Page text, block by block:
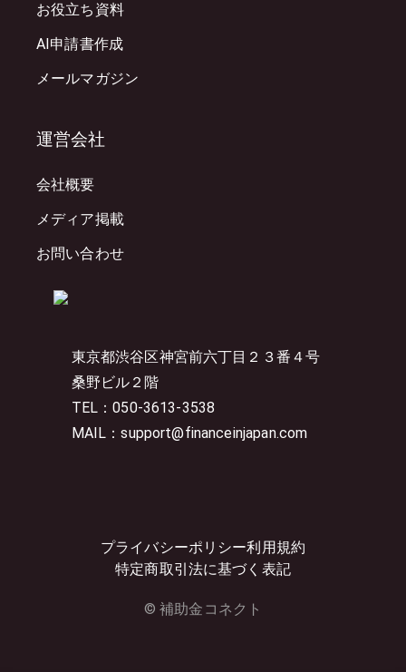
東京都渋谷区神宮前六丁目２３番４号
桑野ビル２階
TEL：050-3613-3538
MAIL：support@financeinjapan.com
プライバシーポリシー利用規約
特定商取引法に基づく表記
© 補助金コネクト
お役立ち資料
AI申請書作成
メールマガジン
運営会社
会社概要
メディア掲載
お問い合わせ